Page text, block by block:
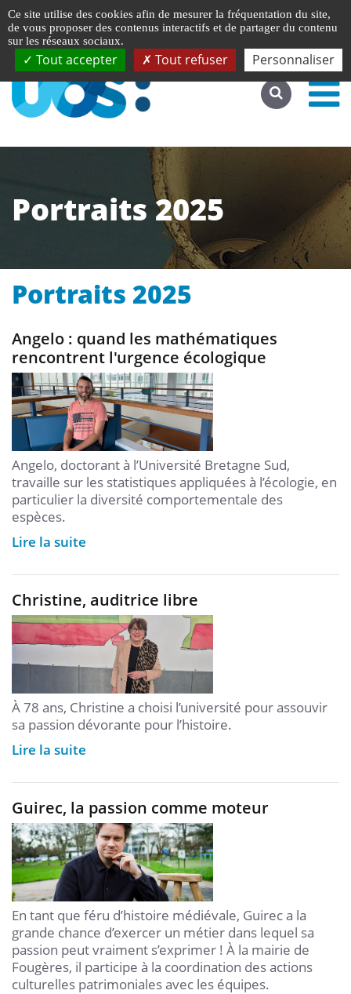
Accéder au site complet English
Portraits 2025
Portraits 2025
Angelo : quand les mathématiques
rencontrent l'urgence écologique
Angelo, doctorant à l’Université Bretagne Sud,
travaille sur les statistiques appliquées à l’écologie, en
particulier la diversité comportementale des
espèces.
Lire la suite
Christine, auditrice libre
À 78 ans, Christine a choisi l’université pour assouvir
sa passion dévorante pour l’histoire.
Lire la suite
Guirec, la passion comme moteur
En tant que féru d’histoire médiévale, Guirec a la
grande chance d’exercer un métier dans lequel sa
passion peut vraiment s’exprimer ! À la mairie de
Fougères, il participe à la coordination des actions
culturelles patrimoniales avec les équipes.
Ce site utilise des cookies afin de mesurer la fréquentation du site,
de vous proposer des contenus interactifs et de partager du contenu
sur les réseaux sociaux.
Tout accepter Tout refuser Personnaliser